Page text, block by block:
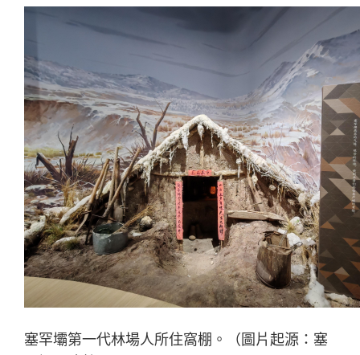
塞罕壩第一代林場人所住窩棚。（圖片起源：塞